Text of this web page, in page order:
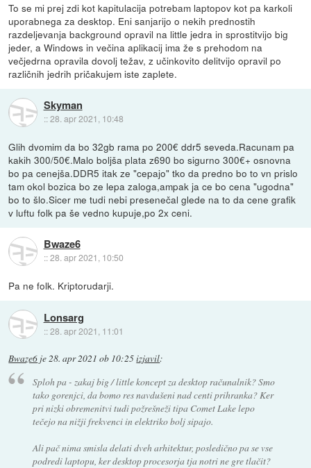
To se mi prej zdi kot kapitulacija potrebam laptopov kot pa karkoli
uporabnega za desktop. Eni sanjarijo o nekih prednostih
razdeljevanja background opravil na little jedra in sprostitvijo big
jeder, a Windows in večina aplikacij ima že s prehodom na
večjedrna opravila dovolj težav, z učinkovito delitvijo opravil po
različnih jedrih pričakujem iste zaplete.
Skyman
::28. apr 2021, 10:48
Glih dvomim da bo 32gb rama po 200€ ddr5 seveda.Racunam pa
kakih 300/50€.Malo boljša plata z690 bo sigurno 300€+ osnovna
bo pa cenejša.DDR5 itak ze "cepajo" tko da predno bo to vn prislo
tam okol bozica bo ze lepa zaloga,ampak ja ce bo cena "ugodna"
bo to šlo.Sicer me tudi nebi presenečal glede na to da cene grafik
v luftu folk pa še vedno kupuje,po 2x ceni.
Bwaze6
::28. apr 2021, 10:50
Pa ne folk. Kriptorudarji.
Lonsarg
::28. apr 2021, 11:01
Bwaze6 je28. apr 2021 ob 10:25izjavil:
Sploh pa - zakaj big / little koncept za desktop računalnik? Smo
tako gorenjci, da bomo res navdušeni nad centi prihranka? Ker
pri nizki obremenitvi tudi požrešneži tipa Comet Lake lepo
tečejo na nižji frekvenci in elektriko bolj sipajo.
Ali pač nima smisla delati dveh arhitektur, posledično pa se vse
podredi laptopu, ker desktop procesorja tja notri ne gre tlačit?